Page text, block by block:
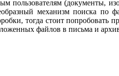
пользователям (документы,
механизм поиска по
тогда стоит попробовать
файлов в письма и